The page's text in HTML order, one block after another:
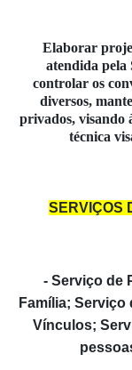
Elaborar
atendida pela
controlar os
diversos,
privados, visando
técnica
SERVIÇOS
- Serviço de
Família;
Vínculos;